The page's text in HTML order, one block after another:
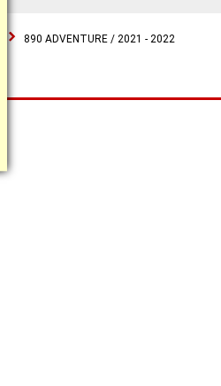
890 ADVENTURE / 2021 - 2022